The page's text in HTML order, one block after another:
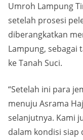
Umroh Lampung
setelah prosesi
diberangkatkan
Lampung, sebagai
ke Tanah Suci.
“Setelah ini para
menuju Asrama
selanjutnya. Kami
dalam kondisi siap